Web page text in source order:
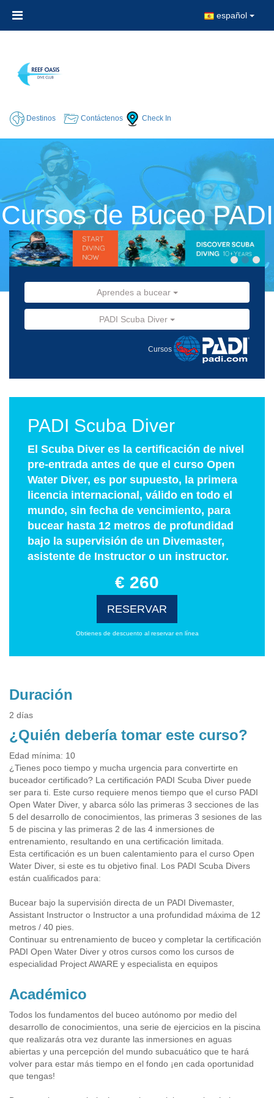
español
Destinos Contáctenos Check In
Cursos de Buceo PADI
Aprendes a bucear
PADI Scuba Diver
Cursos
PADI Scuba Diver
El Scuba Diver es la certificación de nivel
pre-entrada antes de que el curso Open
Water Diver, es por supuesto, la primera
licencia internacional, válido en todo el
mundo, sin fecha de vencimiento, para
bucear hasta 12 metros de profundidad
bajo la supervisión de un Divemaster,
asistente de Instructor o un instructor.
€ 260
RESERVAR
Obtienes de descuento al reservar en línea
Duración
2 días
¿Quién debería tomar este curso?
Edad mínima: 10
¿Tienes poco tiempo y mucha urgencia para convertirte en
buceador certificado? La certificación PADI Scuba Diver puede
ser para ti. Este curso requiere menos tiempo que el curso PADI
Open Water Diver, y abarca sólo las primeras 3 secciones de las
5 del desarrollo de conocimientos, las primeras 3 sesiones de las
5 de piscina y las primeras 2 de las 4 inmersiones de
entrenamiento, resultando en una certificación limitada.
Esta certificación es un buen calentamiento para el curso Open
Water Diver, si este es tu objetivo final. Los PADI Scuba Divers
están cualificados para:
Bucear bajo la supervisión directa de un PADI Divemaster,
Assistant Instructor o Instructor a una profundidad máxima de 12
metros / 40 pies.
Continuar su entrenamiento de buceo y completar la certificación
PADI Open Water Diver y otros cursos como los cursos de
especialidad Project AWARE y especialista en equipos
Académico
Todos los fundamentos del buceo autónomo por medio del
desarrollo de conocimientos, una serie de ejercicios en la piscina
que realizarás otra vez durante las inmersiones en aguas
abiertas y una percepción del mundo subacuático que te hará
volver para estar más tiempo en el fondo ¡en cada oportunidad
que tengas!